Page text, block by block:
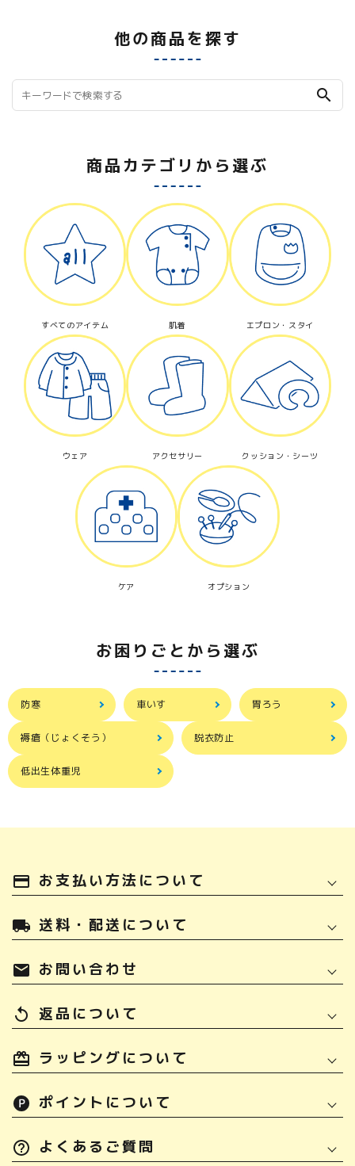
他の商品を探す
search
商品カテゴリから選ぶ
すべてのアイテム 肌着 エプロン・スタイ
ウェア アクセサリー クッション・シーツ
ケア オプション
お困りごとから選ぶ
防寒 車いす 胃ろう
褥瘡（じょくそう） 脱衣防止
低出生体重児
payment お支払い方法について
local_shipping 送料・配送について
mail お問い合わせ
replay 返品について
ラッピングについて
ポイントについて
よくあるご質問